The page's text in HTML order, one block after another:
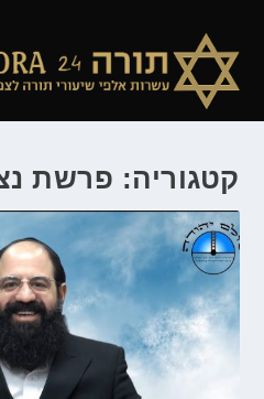
קטגוריה: פרשת